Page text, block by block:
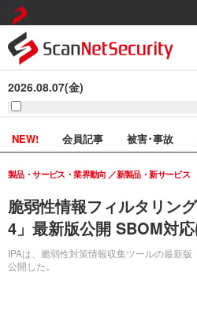
2026.08.07(金)
NEW! 会員記事 被害･事故
脆弱性情報フィルタリン
4」最新版公開 SBOM対
IPAは、脆弱性対策情報収集ツールの最新
公開した。
製品・サービス・業界動向 新製品・新サービス